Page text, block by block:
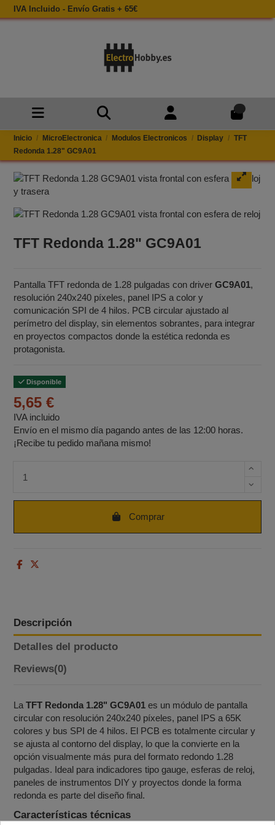
IVA Incluido - Envío Gratis + 65€
Inicio MicroElectronica Modulos Electronicos Display
TFT
Redonda 1.28" GC9A01
TFT Redonda 1.28" GC9A01
Pantalla TFT redonda de 1.28 pulgadas con driverGC9A01,
resolución 240x240 píxeles, panel IPS a color y
comunicación SPI de 4 hilos. PCB circular ajustado al
perímetro del display, sin elementos sobrantes, para integrar
en proyectos compactos donde la estética redonda es
protagonista.
Disponible
5,65 €
IVA incluido
Envío en el mismo día pagando antes de las 12:00 horas.
¡Recibe tu pedido mañana mismo!
Comprar
Descripción
Detalles del producto
Reviews(0)
LaTFT Redonda 1.28" GC9A01 es un módulo de pantalla
circular con resolución 240x240 píxeles, panel IPS a 65K
colores y bus SPI de 4 hilos. El PCB es totalmente circular y
se ajusta al contorno del display, lo que la convierte en la
opción visualmente más pura del formato redondo 1.28
pulgadas. Ideal para indicadores tipo gauge, esferas de reloj,
paneles de instrumentos DIY y proyectos donde la forma
redonda es parte del diseño final.
Características técnicas